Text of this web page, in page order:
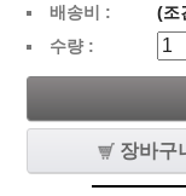
배송비 : (조
수량 :
장바구